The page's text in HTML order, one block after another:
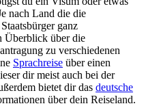
nach Land die die
ganz
Überblick über die
zu verschiedenen
Sprachreise über einen
dir meist auch bei der
bietet dir das deutsche
über dein Reiseland.